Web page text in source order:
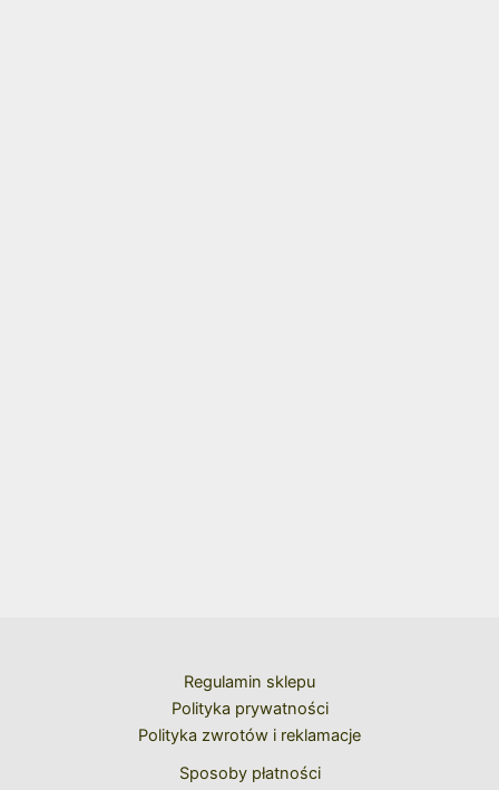
Regulamin sklepu
Polityka prywatności
Polityka zwrotów i reklamacje
Sposoby płatności